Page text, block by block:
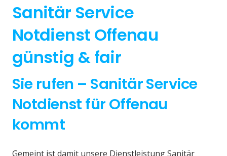
Sanitär Service
Notdienst Offenau
günstig & fair
Sie rufen – Sanitär Service
Notdienst für Offenau
kommt
Gemeint ist damit unsere Dienstleistung Sanitär